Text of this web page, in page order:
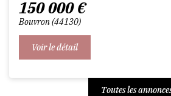
150 000 €
Bouvron 44130
Voir le détail
Toutes les